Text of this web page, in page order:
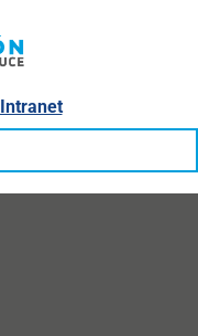
Intranet